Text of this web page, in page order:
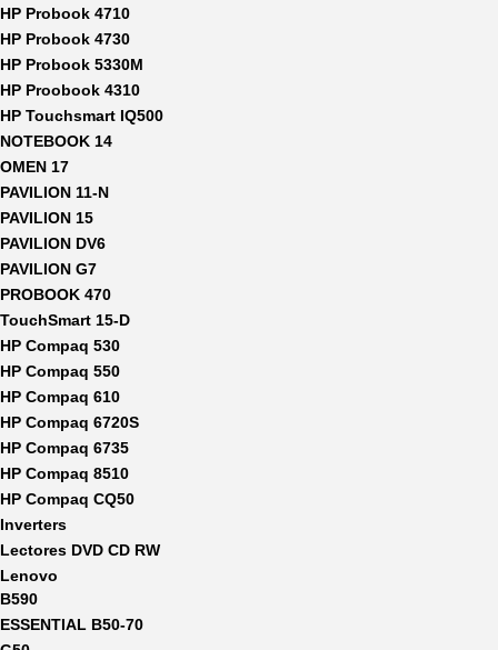
HP Probook 4710
HP Probook 4730
HP Probook 5330M
HP Proobook 4310
HP Touchsmart IQ500
NOTEBOOK 14
OMEN 17
PAVILION 11-N
PAVILION 15
PAVILION DV6
PAVILION G7
PROBOOK 470
TouchSmart 15-D
HP Compaq 530
HP Compaq 550
HP Compaq 610
HP Compaq 6720S
HP Compaq 6735
HP Compaq 8510
HP Compaq CQ50
Inverters
Lectores DVD CD RW
Lenovo
B590
ESSENTIAL B50-70